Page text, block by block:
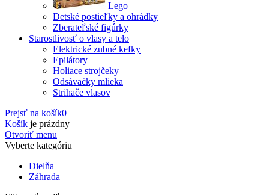
Lego
Detské postieľky a ohrádky
Zberateľské figúrky
Starostlivosť o vlasy a telo
Elektrické zubné kefky
Epilátory
Holiace strojčeky
Odsávačky mlieka
Strihače vlasov
Prejsť na košík0
Košík je prázdny
Otvoriť menu
Vyberte kategóriu
Dielňa
Záhrada